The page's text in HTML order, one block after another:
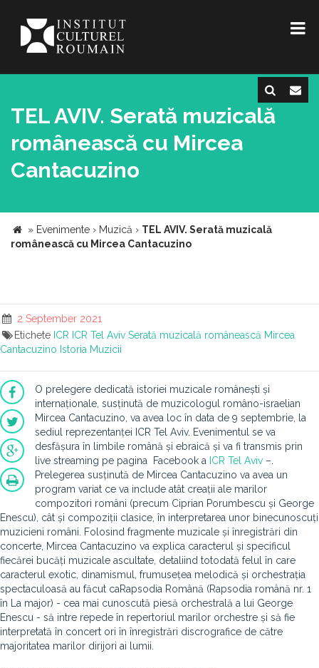
TEL AVIV. Serată muzicală
românească cu Mircea
Cantacuzino
» Evenimente › Muzică › TEL AVIV. Serată muzicală
românească cu Mircea Cantacuzino
2 September 2021
Etichete ICR ICR Tel Aviv Serată muzicală românească Mircea
Cantacuzino Istoria Muzicii
O prelegere dedicată istoriei muzicale românești și
internaționale, susținută de muzicologul româno-israelian
Mircea Cantacuzino, va avea loc în data de 9 septembrie, la
sediul reprezentanței ICR Tel Aviv. Evenimentul se va
desfășura în limbile română și ebraică și va fi transmis prin
live streaming pe pagina Facebook a ICR Tel Aviv –.
Prelegerea susținută de Mircea Cantacuzino va avea un
program variat ce va include atât creații ale marilor
compozitori români (precum Ciprian Porumbescu și George
Enescu), cât și compoziții clasice, în interpretarea unor binecunoscuți
muzicieni români. Folosind fragmente muzicale și înregistrări din
concerte, Mircea Cantacuzino va explica caracterul și specificul
fiecărei bucăți muzicale ascultate, detaliind totodată felul în care
caracterul exotic, dinamismul, frumusețea melodică și orchestrația
spectaculoasă au făcut caRapsodia Română (Rapsodia română nr. 1
în La major) - cea mai cunoscută piesă orchestrală a lui George
Enescu - să intre repede în repertoriul marilor orchestre și să fie
interpretată în concert ori în înregistrări discrografice de către
majoritatea marilor dirijori ai lumii.